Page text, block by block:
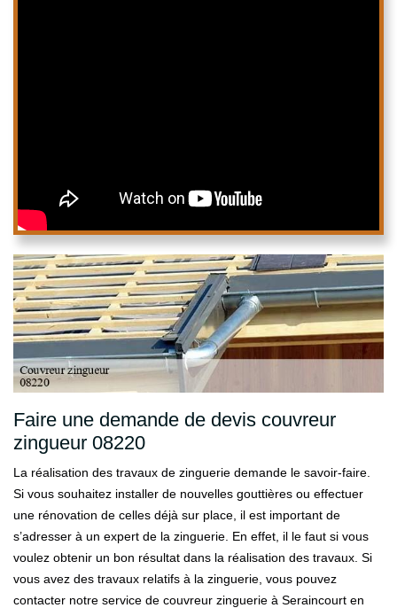
Faire une demande de devis couvreur
zingueur 08220
La réalisation des travaux de zinguerie demande le savoir-faire.
Si vous souhaitez installer de nouvelles gouttières ou effectuer
une rénovation de celles déjà sur place, il est important de
s’adresser à un expert de la zinguerie. En effet, il le faut si vous
voulez obtenir un bon résultat dans la réalisation des travaux. Si
vous avez des travaux relatifs à la zinguerie, vous pouvez
contacter notre service de couvreur zinguerie à Seraincourt en